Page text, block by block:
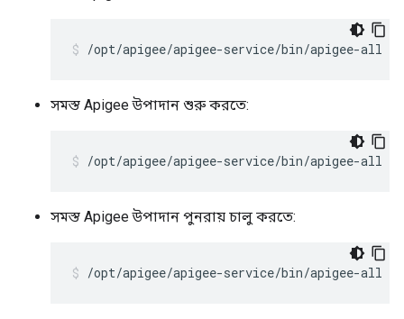
/opt/apigee/apigee-service/bin/apigee-all
সমস্ত Apigee উপাদান শুরু করতে:
/opt/apigee/apigee-service/bin/apigee-all
সমস্ত Apigee উপাদান পুনরায় চালু করতে:
/opt/apigee/apigee-service/bin/apigee-all